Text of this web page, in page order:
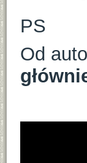
PS
Od